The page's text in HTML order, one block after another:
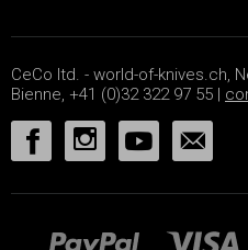
CeCo ltd. - world-of-knives.ch,
Bienne, +41 (0)32 322 97 55 |